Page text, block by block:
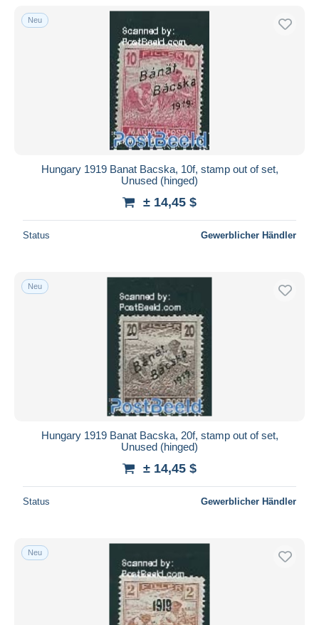
Neu
Hungary 1919 Banat Bacska, 10f, stamp out of set,
Unused (hinged)
± 14,45 $
Status Gewerblicher Händler
Neu
Hungary 1919 Banat Bacska, 20f, stamp out of set,
Unused (hinged)
± 14,45 $
Status Gewerblicher Händler
Neu